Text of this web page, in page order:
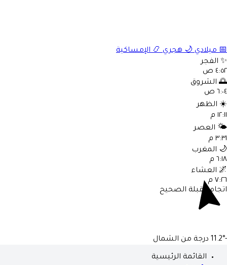
ميلادي 🌙 هجري 📿 الإمساكية
الفجر
ص
الشروق
ص
الظهر
م
العصر
م
المغرب
م
العشاء
م
القبلة الصحيح
- درجة من الشمال
القائمة الرئيسية